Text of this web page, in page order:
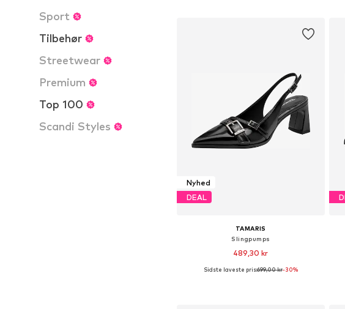
Sport
Tilbehør
Streetwear
Premium
Top 100
Scandi Styles
Nyhed
DEAL
TAMARIS
Slingpumps
489,30 kr
Sidste laveste pris:699,00 kr-30%